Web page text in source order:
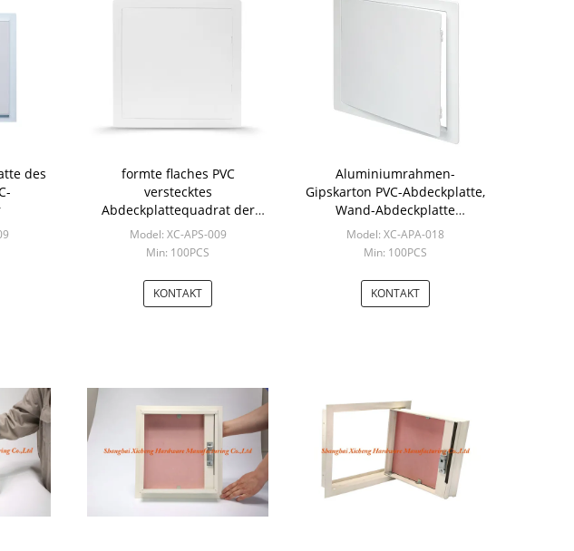
des
formte flaches PVC
verstecktes
Abdeckplattequadrat der
Klempnerarbeit-20x20
Model: XC-APS-009
Min: 100PCS
KONTAKT
Aluminiumrahmen-
Gipskarton PVC-Abdeckplatte,
Wand-Abdeckplatte
plombierend
Model: XC-APA-018
Min: 100PCS
KONTAKT